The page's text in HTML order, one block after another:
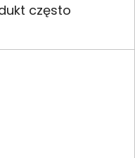
często